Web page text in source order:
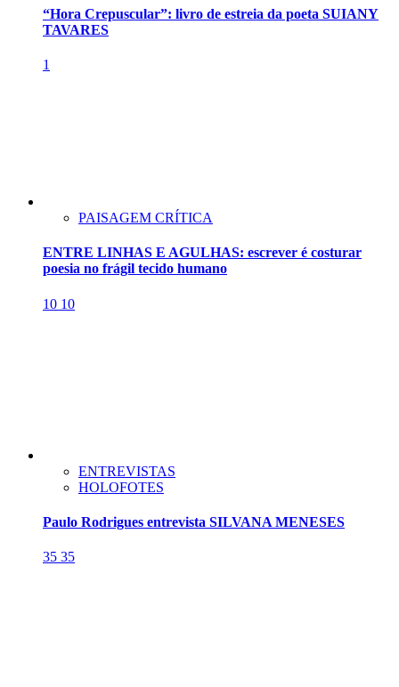
“Hora Crepuscular”: livro de estreia da poeta SUIANY
TAVARES
1
PAISAGEM CRÍTICA
ENTRE LINHAS E AGULHAS: escrever é costurar
poesia no frágil tecido humano
10 10
ENTREVISTAS
HOLOFOTES
Paulo Rodrigues entrevista SILVANA MENESES
35 35